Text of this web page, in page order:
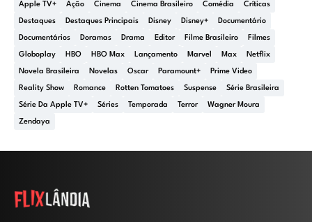
Apple TV+ Ação Cinema Cinema Brasileiro Comédia Críticas
Destaques Destaques Principais Disney Disney+ Documentário
Documentários Doramas Drama Editor Filme Brasileiro Filmes
Globoplay HBO HBO Max Lançamento Marvel Max Netflix
Novela Brasileira Novelas Oscar Paramount+ Prime Video
Reality Show Romance Rotten Tomatoes Suspense Série Brasileira
Série Da Apple TV+ Séries Temporada Terror Wagner Moura
Zendaya